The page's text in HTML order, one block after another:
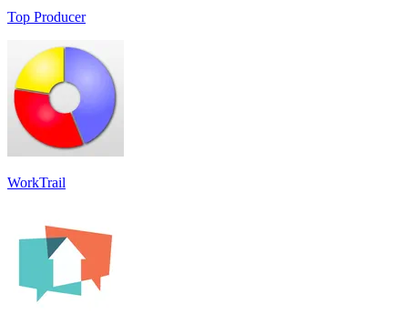
Top Producer
WorkTrail